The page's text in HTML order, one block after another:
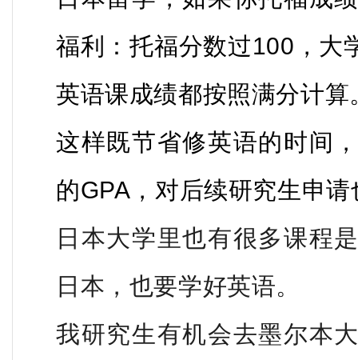
福利：托福分数过100，大
英语课成绩都按照满分计算
这样既节省修英语的时间
的GPA，对后续研究生申
日本大学里也有很多课程
日本，也要学好英语。
我研究生有机会去墨尔本